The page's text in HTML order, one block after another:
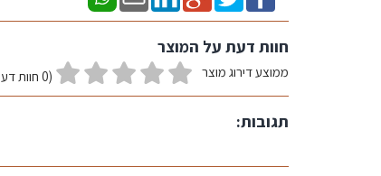
חוות דעת על המוצר
ממוצע דירוג מוצר (0 חוות דעת גולשים)
תגובות: